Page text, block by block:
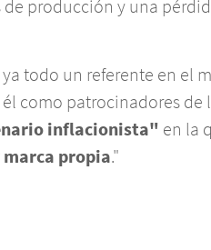
producción y una
ya todo un referente en el
como patrocinadores de
inflacionista" en la
propia."